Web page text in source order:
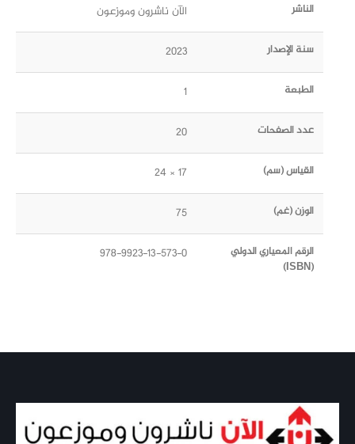
الناشر الآن ناشرون وموزعون
سنة الإصدار 2023
الطبعة 1
عدد الصفحات 20
القياس (سم) 17 × 24
الوزن (غم) 75
الرقم المعياري الدولي
(ISBN)
978-9923-13-573-0